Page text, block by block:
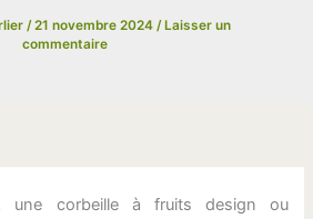
/21 novembre 2024 /Laisser un
commentaire
une corbeille à fruits design ou